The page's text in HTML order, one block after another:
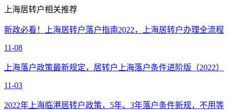
上海居转户相关推荐
新政必看！上海居转户落户指南2022，上海居转户办理全流程
11-08
上海落户政策最新规定，居转户上海落户条件进阶版（2022）
11-03
2022年上海临港居转户政策，5年、3年落户条件新规，不用等